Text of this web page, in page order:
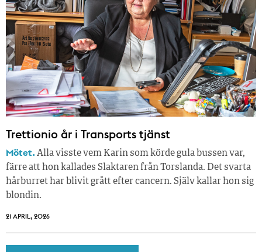
Trettionio år i Transports tjänst
Mötet.Alla visste vem Karin som körde gula bussen var,
färre att hon kallades Slaktaren från Torslanda. Det svarta
hårburret har blivit grått efter cancern. Själv kallar hon sig
blondin.
21 APRIL, 2026